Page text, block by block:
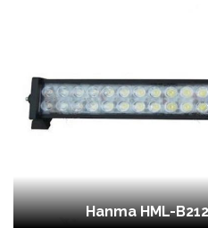
Hanma HML-